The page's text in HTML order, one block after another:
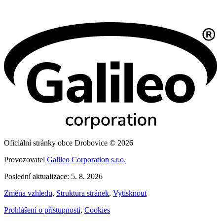
Oficiální stránky obce Drobovice © 2026
Provozovatel Galileo Corporation s.r.o.
Poslední aktualizace: 5. 8. 2026
Změna vzhledu, Struktura stránek, Vytisknout
Prohlášení o přístupnosti, Cookies